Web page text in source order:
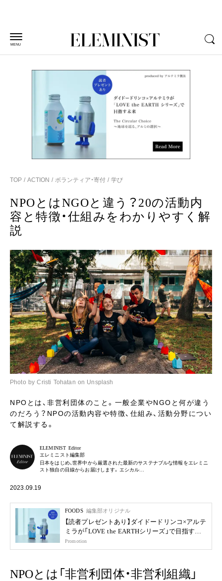
MENU
TOP ACTION ボランティア・寄付 学び
NPOとはNGOと違う？20の活動内
容と特徴・仕組みをわかりやすく解
説
Photo by Cristi Tohatan on Unsplash
NPOとは、非営利団体のこと。一般企業やNGOと何が違う
のだろう？NPOの活動内容や特徴、仕組み、活動分野につい
て解説する。
ELEMINIST Editor
エレミニスト編集部
日本をはじめ、世界中から厳選された最新のサステナブルな情報をエレミニ
スト独自の目線からお届けします。エシカル…
2023.09.19
FOODS 編集部オリジナル
【読者プレゼントあり】ダイドードリンコ×アルテ
ミラが「LOVE the EARTHシリーズ」で目指す未
来
Promotion
NPOとは「非営利団体・非営利組織」